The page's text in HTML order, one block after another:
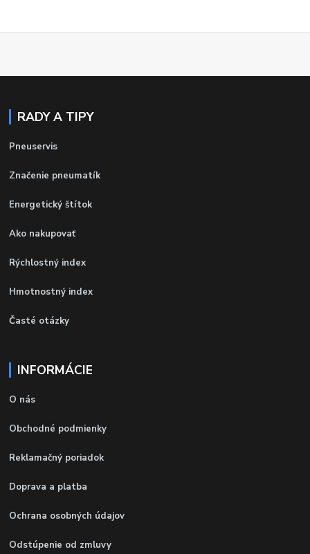
RADY A TIPY
Pneuservis
Značenie pneumatík
Energetický štítok
Ako nakupovať
Rýchlostný index
Hmotnostný index
Časté otázky
INFORMÁCIE
O nás
Obchodné podmienky
Reklamačný poriadok
Doprava a platba
Ochrana osobných údajov
Odstúpenie od zmluvy